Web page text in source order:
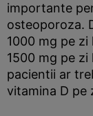
importante
osteoporoza.
1000 mg pe
1500 mg pe
pacientii ar
vitamina D pe